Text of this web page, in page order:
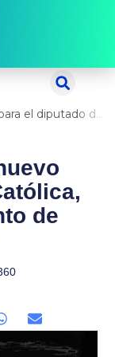
Fiscalía pide más de 9 años de cárcel para el diputado de oposición Harvey Colchado
de